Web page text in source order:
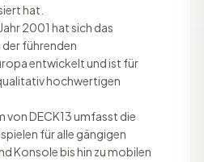
hat.
2001 hat sich das
der führenden
entwickelt und ist für
hochwertigen
von DECK13 umfasst die
für alle gängigen
Konsole bis hin zu mobilen